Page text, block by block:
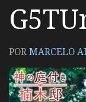
PORMARCELO